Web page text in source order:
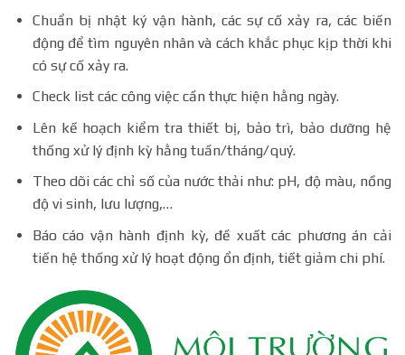
Chuẩn bị nhật ký vận hành, các sự cố xảy ra, các biến
động để tìm nguyên nhân và cách khắc phục kịp thời khi
có sự cố xảy ra.
Check list các công việc cần thực hiện hằng ngày.
Lên kế hoạch kiểm tra thiết bị, bảo trì, bảo dưỡng hệ
thống xử lý định kỳ hằng tuần/tháng/quý.
Theo dõi các chỉ số của nước thải như: pH, độ màu, nồng
độ vi sinh, lưu lượng,…
Báo cáo vận hành định kỳ, đề xuất các phương án cải
tiến hệ thống xử lý hoạt động ổn định, tiết giảm chi phí.